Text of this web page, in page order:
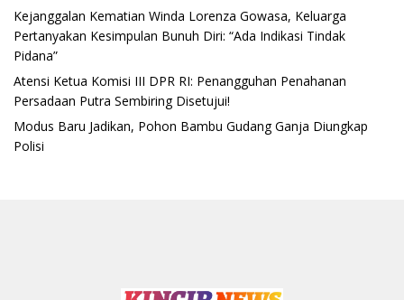
Kejanggalan Kematian Winda Lorenza Gowasa, Keluarga
Pertanyakan Kesimpulan Bunuh Diri: “Ada Indikasi Tindak
Pidana”
Atensi Ketua Komisi III DPR RI: Penangguhan Penahanan
Persadaan Putra Sembiring Disetujui!
Modus Baru Jadikan, Pohon Bambu Gudang Ganja Diungkap
Polisi